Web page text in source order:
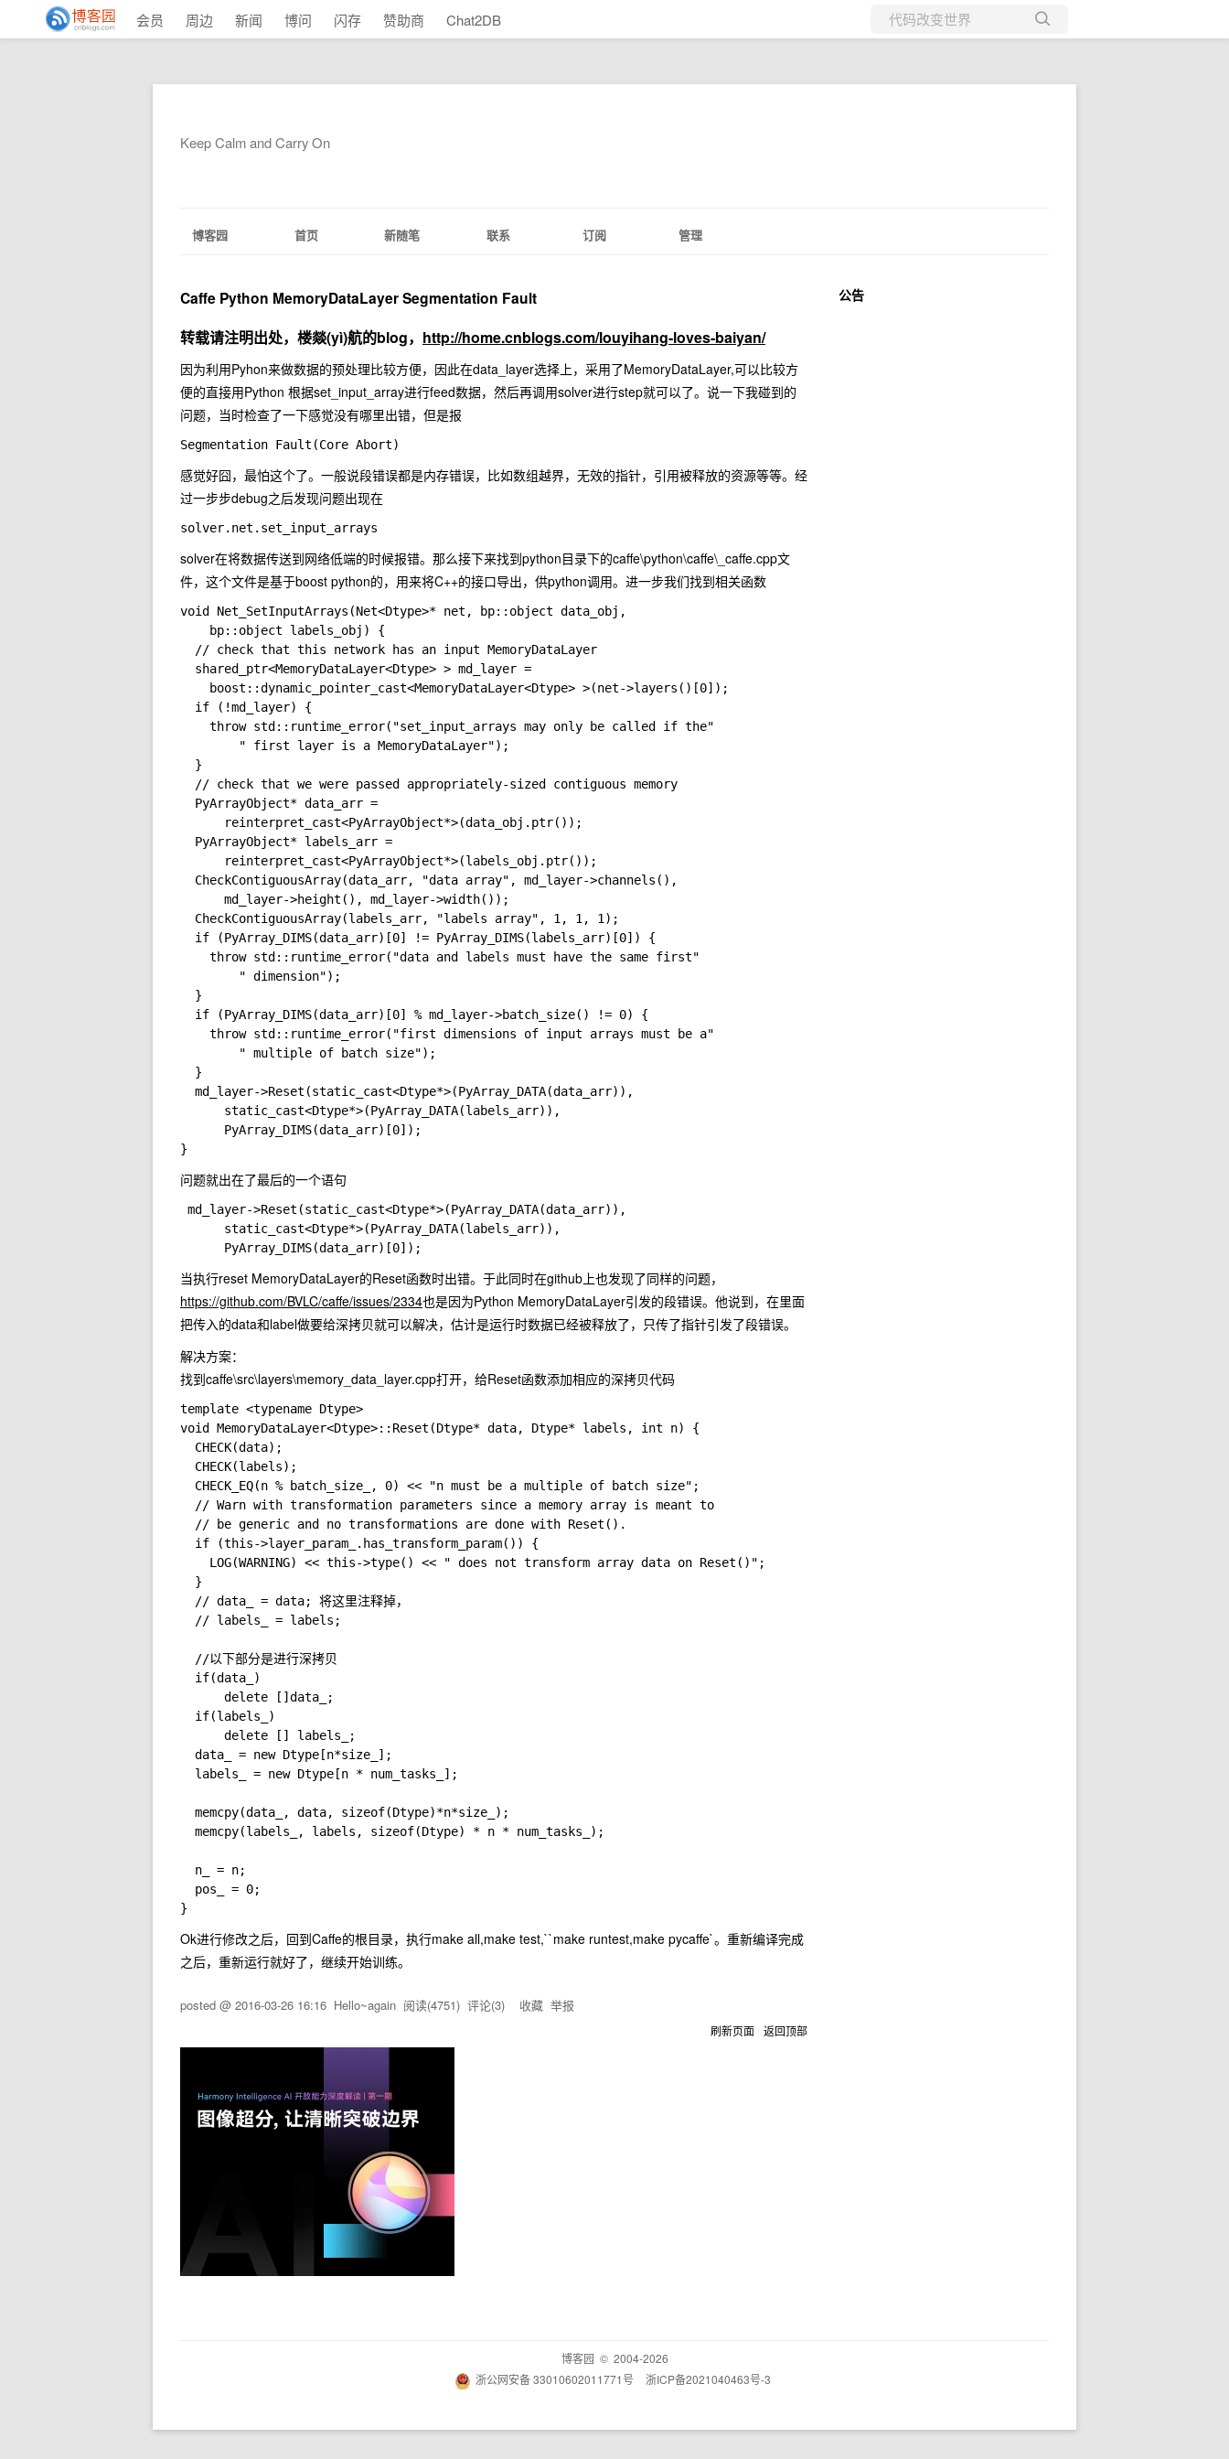
会员 周边 新闻 博问 闪存 赞助商 Chat2DB
当前博客
Keep Calm and Carry On
博客园 首页 新随笔 联系 订阅 管理
Caffe Python MemoryDataLayer Segmentation Fault
转载请注明出处，楼燚(yì)航的blog， http://home.cnblogs.com/louyihang-loves-baiyan/
因为利用Pyhon来做数据的预处理比较方便，因此在data_layer选择上，采用了MemoryDataLayer,可以比较方
便的直接用Python 根据set_input_array进行feed数据，然后再调用solver进行step就可以了。说一下我碰到的
问题，当时检查了一下感觉没有哪里出错，但是报
感觉好囧，最怕这个了。一般说段错误都是内存错误，比如数组越界，无效的指针，引用被释放的资源等等。经
过一步步debug之后发现问题出现在
solver在将数据传送到网络低端的时候报错。那么接下来找到python目录下的caffe\python\caffe\_caffe.cpp文
件，这个文件是基于boost python的，用来将C++的接口导出，供python调用。进一步我们找到相关函数
void Net_SetInputArrays(Net<Dtype>* net, bp::object data_obj,
    bp::object labels_obj) {
  // check that this network has an input MemoryDataLayer
  shared_ptr<MemoryDataLayer<Dtype> > md_layer =
    boost::dynamic_pointer_cast<MemoryDataLayer<Dtype> >(net->layers()[0]);
  if (!md_layer) {
    throw std::runtime_error("set_input_arrays may only be called if the"
        " first layer is a MemoryDataLayer");
  }
  // check that we were passed appropriately-sized contiguous memory
  PyArrayObject* data_arr =
      reinterpret_cast<PyArrayObject*>(data_obj.ptr());
  PyArrayObject* labels_arr =
      reinterpret_cast<PyArrayObject*>(labels_obj.ptr());
  CheckContiguousArray(data_arr, "data array", md_layer->channels(),
      md_layer->height(), md_layer->width());
  CheckContiguousArray(labels_arr, "labels array", 1, 1, 1);
  if (PyArray_DIMS(data_arr)[0] != PyArray_DIMS(labels_arr)[0]) {
    throw std::runtime_error("data and labels must have the same first"
        " dimension");
  }
  if (PyArray_DIMS(data_arr)[0] % md_layer->batch_size() != 0) {
    throw std::runtime_error("first dimensions of input arrays must be a"
        " multiple of batch size");
  }
  md_layer->Reset(static_cast<Dtype*>(PyArray_DATA(data_arr)),
      static_cast<Dtype*>(PyArray_DATA(labels_arr)),
      PyArray_DIMS(data_arr)[0]);
问题就出在了最后的一个语句
md_layer->Reset(static_cast<Dtype*>(PyArray_DATA(data_arr)),
      static_cast<Dtype*>(PyArray_DATA(labels_arr)),
当执行reset MemoryDataLayer的Reset函数时出错。于此同时在github上也发现了同样的问题，
https://github.com/BVLC/caffe/issues/2334也是因为Python MemoryDataLayer引发的段错误。他说到，在里面
把传入的data和label做要给深拷贝就可以解决，估计是运行时数据已经被释放了，只传了指针引发了段错误。
解决方案：
找到caffe\src\layers\memory_data_layer.cpp打开，给Reset函数添加相应的深拷贝代码
template <typename Dtype>
void MemoryDataLayer<Dtype>::Reset(Dtype* data, Dtype* labels, int n) {
  CHECK(data);
  CHECK(labels);
  CHECK_EQ(n % batch_size_, 0) << "n must be a multiple of batch size";
  // Warn with transformation parameters since a memory array is meant to
  // be generic and no transformations are done with Reset().
  if (this->layer_param_.has_transform_param()) {
    LOG(WARNING) << this->type() << " does not transform array data on Reset()";
  }
  // data_ = data; 将这里注释掉，
  // labels_ = labels;
  //以下部分是进行深拷贝
  if(data_)
      delete []data_;
  if(labels_)
      delete [] labels_;
  data_ = new Dtype[n*size_];
  labels_ = new Dtype[n * num_tasks_];
  memcpy(data_, data, sizeof(Dtype)*n*size_);
  memcpy(labels_, labels, sizeof(Dtype) * n * num_tasks_);
  n_ = n;
  pos_ = 0;
Ok进行修改之后，回到Caffe的根目录，执行make all,make test,``make runtest,make pycaffe`。重新编译完成
之后，重新运行就好了，继续开始训练。
posted @ 2016-03-26 16:16 Hello~again 阅读(4751) 评论(3) 收藏 举报
刷新页面 返回顶部
公告
博客园 © 2004-2026
浙公网安备 33010602011771号
浙ICP备2021040463号-3